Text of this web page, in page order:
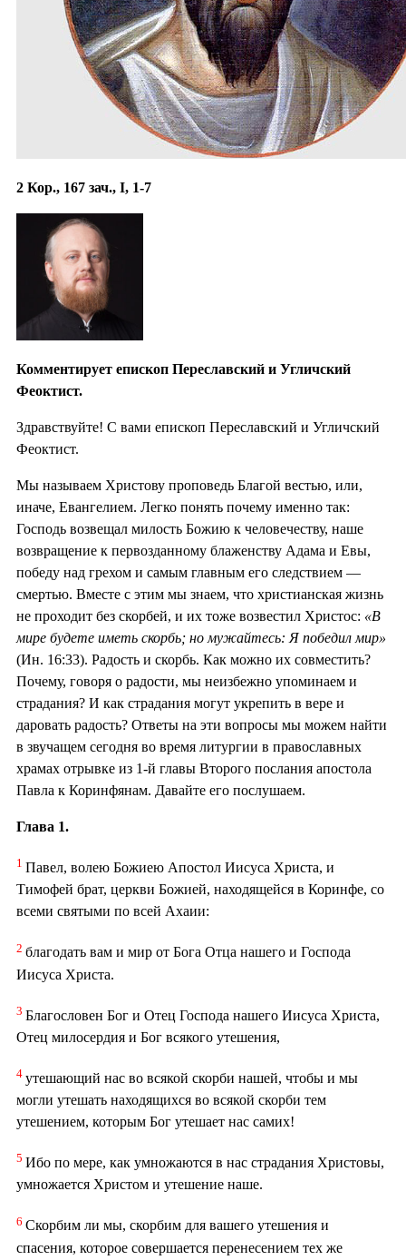
2 Кор., 167 зач., I, 1-7
Комментирует епископ Переславский и Угличский
Феоктист.
Здравствуйте! С вами епископ Переславский и Угличский
Феоктист.
Мы называем Христову проповедь Благой вестью, или,
иначе, Евангелием. Легко понять почему именно так:
Господь возвещал милость Божию к человечеству, наше
возвращение к первозданному блаженству Адама и Евы,
победу над грехом и самым главным его следствием —
смертью. Вместе с этим мы знаем, что христианская жизнь
не проходит без скорбей, и их тоже возвестил Христос: «В
мире будете иметь скорбь; но мужайтесь: Я победил мир»
(Ин. 16:33). Радость и скорбь. Как можно их совместить?
Почему, говоря о радости, мы неизбежно упоминаем и
страдания? И как страдания могут укрепить в вере и
даровать радость? Ответы на эти вопросы мы можем найти
в звучащем сегодня во время литургии в православных
храмах отрывке из 1-й главы Второго послания апостола
Павла к Коринфянам. Давайте его послушаем.
Глава 1.
1 Павел, волею Божиею Апостол Иисуса Христа, и
Тимофей брат, церкви Божией, находящейся в Коринфе, со
всеми святыми по всей Ахаии:
2 благодать вам и мир от Бога Отца нашего и Господа
Иисуса Христа.
3 Благословен Бог и Отец Господа нашего Иисуса Христа,
Отец милосердия и Бог всякого утешения,
4 утешающий нас во всякой скорби нашей, чтобы и мы
могли утешать находящихся во всякой скорби тем
утешением, которым Бог утешает нас самих!
5 Ибо по мере, как умножаются в нас страдания Христовы,
умножается Христом и утешение наше.
6 Скорбим ли мы, скорбим для вашего утешения и
спасения, которое совершается перенесением тех же